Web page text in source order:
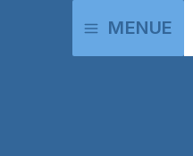
MAIN
MENU
MENUE